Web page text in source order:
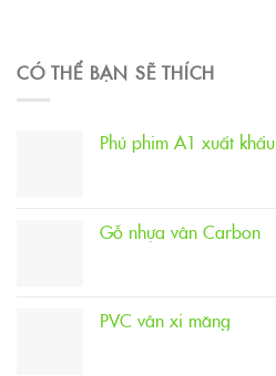
CÓ THỂ BẠN SẼ THÍCH
Phủ phim A1 xuất khẩu
Gỗ nhựa vân Carbon
PVC vân xi măng